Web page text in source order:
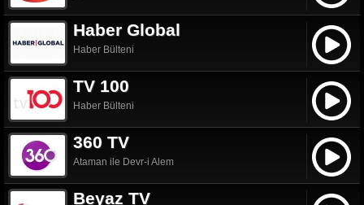
Haber Global
Haber Bülteni
TV 100
Haber Bülteni
360 TV
Ataman ile Devr-i Alem
Beyaz TV